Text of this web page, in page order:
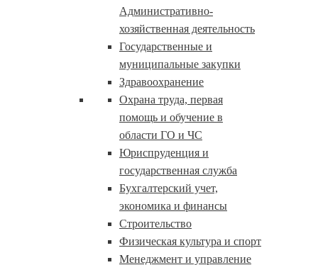
Административно-
хозяйственная деятельность
Государственные и
муниципальные закупки
Здравоохранение
Охрана труда, первая
помощь и обучение в
области ГО и ЧС
Юриспруденция и
государственная служба
Бухгалтерский учет,
экономика и финансы
Строительство
Физическая культура и спорт
Менеджмент и управление